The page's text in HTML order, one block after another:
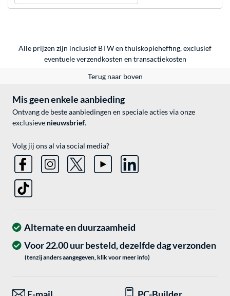
Alle prijzen zijn inclusief BTW en thuiskopieheffing, exclusief
eventueleverzendkosten en transactiekosten
Terug naar boven
Mis geen enkele aanbieding
Ontvang de beste aanbiedingen en speciale acties via onze
exclusieve nieuwsbrief.
Volg jij ons al via social media?
Alternate en duurzaamheid
Voor 22.00 uur besteld, dezelfde dag verzonden
(tenzij anders aangegeven, klik voor meer info)